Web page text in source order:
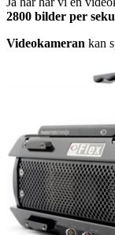
2800 bilder per
Videokameran kan